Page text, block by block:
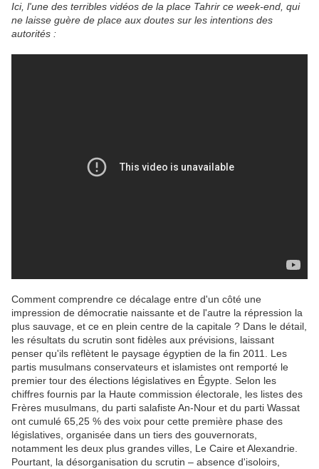
Ici, l'une des terribles vidéos de la place Tahrir ce week-end, qui
ne laisse guère de place aux doutes sur les intentions des
autorités :
Comment comprendre ce décalage entre d'un côté une
impression de démocratie naissante et de l'autre la répression la
plus sauvage, et ce en plein centre de la capitale ? Dans le détail,
les résultats du scrutin sont fidèles aux prévisions, laissant
penser qu'ils reflètent le paysage égyptien de la fin 2011. Les
partis musulmans conservateurs et islamistes ont remporté le
premier tour des élections législatives en Égypte. Selon les
chiffres fournis par la Haute commission électorale, les listes des
Frères musulmans, du parti salafiste An-Nour et du parti Wassat
ont cumulé 65,25 % des voix pour cette première phase des
législatives, organisée dans un tiers des gouvernorats,
notamment les deux plus grandes villes, Le Caire et Alexandrie.
Pourtant, la désorganisation du scrutin – absence d'isoloirs,